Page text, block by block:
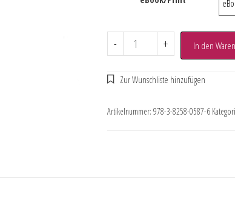
- + In den
Artikelnummer: 978-3-8258-0587-6